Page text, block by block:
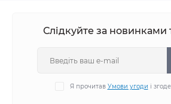
Слідкуйте за новинками
Я прочитав Умови угоди і